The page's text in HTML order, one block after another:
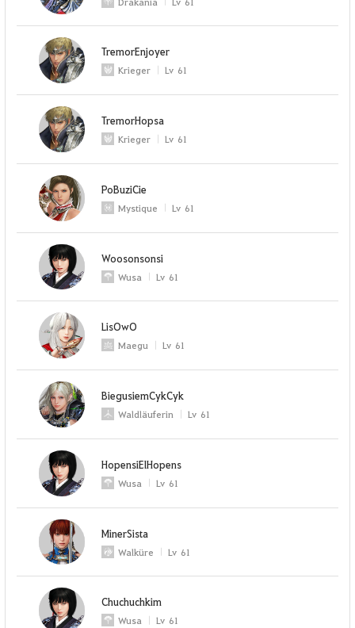
TremorEnjoyer
Krieger Lv 61
TremorHopsa
Krieger Lv 61
PoBuziCie
Mystique Lv 61
Woosonsonsi
Wusa Lv 61
LisOwO
Maegu Lv 61
BiegusiemCykCyk
Waldläuferin Lv 61
HopensiElHopens
Wusa Lv 61
MinerSista
Walküre Lv 61
Chuchuchkim
Wusa Lv 61